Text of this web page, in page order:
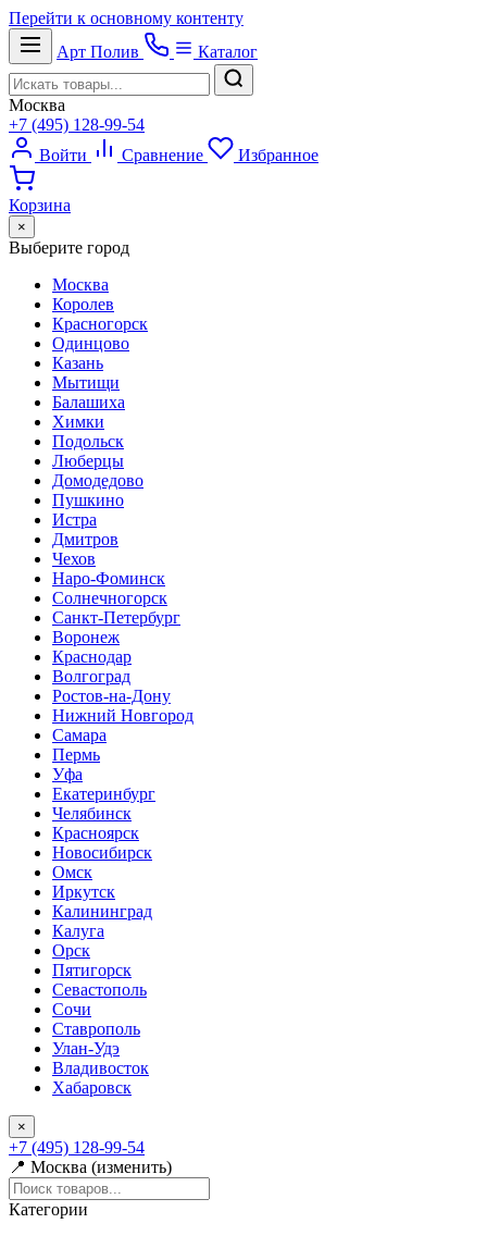
Перейти к основному контенту
Арт Полив Каталог
Москва
+7 (495) 128-99-54
Войти
Сравнение Избранное
Корзина
×
Выберите город
Москва
Королев
Красногорск
Одинцово
Казань
Мытищи
Балашиха
Химки
Подольск
Люберцы
Домодедово
Пушкино
Истра
Дмитров
Чехов
Наро-Фоминск
Солнечногорск
Санкт-Петербург
Воронеж
Краснодар
Волгоград
Ростов-на-Дону
Нижний Новгород
Самара
Пермь
Уфа
Екатеринбург
Челябинск
Красноярск
Новосибирск
Омск
Иркутск
Калининград
Калуга
Орск
Пятигорск
Севастополь
Сочи
Ставрополь
Улан-Удэ
Владивосток
Хабаровск
×
+7 (495) 128-99-54
📍 Москва (изменить)
Категории